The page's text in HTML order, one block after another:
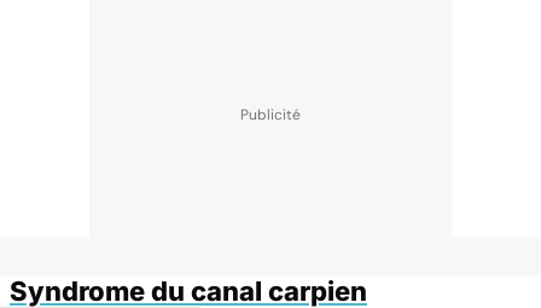
Syndrome du canal carpien